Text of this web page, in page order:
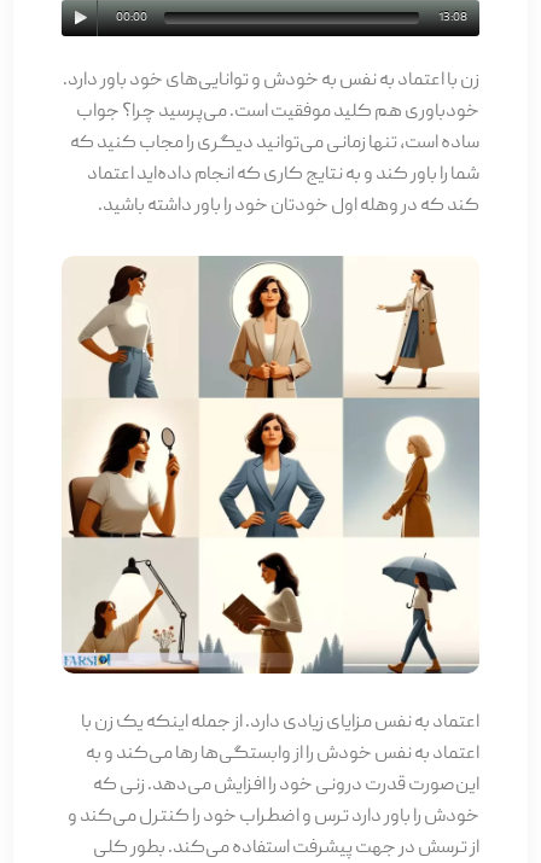
00:00 13:08
زن با اعتماد به نفس به خودش و توانایی‌‌های خود باور دارد.
خودباوری هم کلید موفقیت است. می‌پرسید چرا؟ جواب
ساده است، تنها زمانی می‌توانید دیگری را مجاب کنید که
شما را باور کند و به نتایج کاری که انجام داده‌‌اید اعتماد
کند که در وهله اول خودتان خود را باور داشته باشید.
اعتماد به نفس مزایای زیادی دارد. از جمله اینکه یک زن با
اعتماد به نفس خودش را از وابستگی‌ها رها می‌کند و به
این‌صورت قدرت درونی خود را افزایش می‌دهد. زنی که
خودش را باور دارد ترس و اضطراب خود را کنترل می‌کند و
از ترسش در جهت پیشرفت استفاده می‌کند. بطور کلی